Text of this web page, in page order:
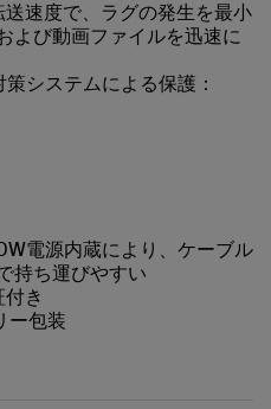
速度で、ラグの発生を最小
よび動画ファイルを迅速に
システムによる保護：
電源内蔵により、ケーブル
持ち運びやすい
き
ー包装